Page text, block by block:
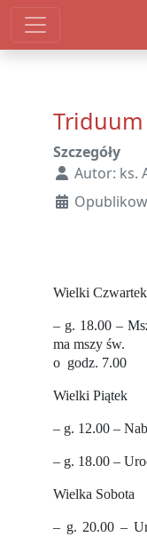
Triduum
Szczegóły
Autor: ks.
Wielki Czwartek
– g. 18.00 –
ma mszy św.
o godz. 7.00
Wielki Piątek
– g. 12.00 –
– g. 18.00 –
Wielka Sobota
– g. 20.00 –